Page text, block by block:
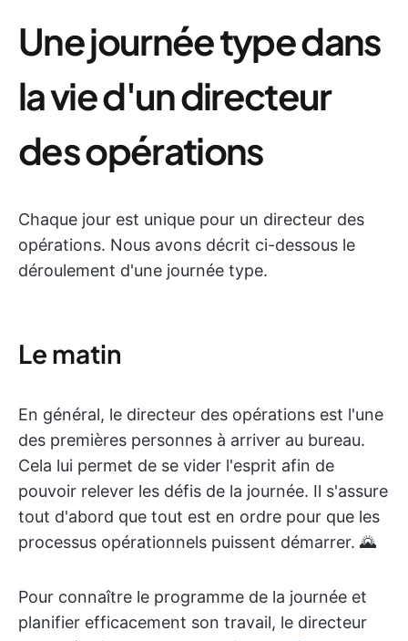
Une journée type dans
la vie d'un directeur
des opérations
Chaque jour est unique pour un directeur des
opérations. Nous avons décrit ci-dessous le
déroulement d'une journée type.
Le matin
En général, le directeur des opérations est l'une
des premières personnes à arriver au bureau.
Cela lui permet de se vider l'esprit afin de
pouvoir relever les défis de la journée. Il s'assure
tout d'abord que tout est en ordre pour que les
processus opérationnels puissent démarrer. 🌄
Pour connaître le programme de la journée et
planifier efficacement son travail, le directeur